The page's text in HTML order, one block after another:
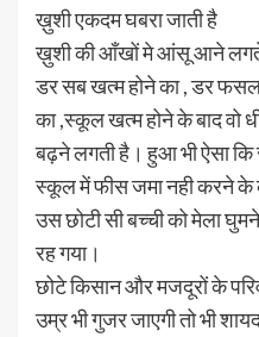
ख़ुशी एकदम घबरा जाती है
ख़ुशी की आँखों मे आंसू आने लगते
डर सब खत्म होने का , डर फसल
का ,स्कूल खत्म होने के बाद वो
बढ़ने लगती है। हुआ भी ऐसा
स्कूल में फीस जमा नही करने के
उस छोटी सी बच्ची को मेला
रह गया।
छोटे किसान और मजदूरों के
उम्र भी गुजर जाएगी तो भी